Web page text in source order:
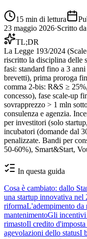
15 min di lettura
23 maggio 2026·Scritto
TL;DR
La Legge 193/2024
riscritto la disciplina delle
fasi: standard fino a 3
brevetti), prima proroga
comma 2-bis: R&S ≥
concesso), fase scale-up
sovrapprezzo > 1 mln
consulenza e agenzia.
per investitori (solo
incubatori (domande dal
penalizzate. Bandi per
50-60%), Smart&Start,
In questa guida
Cosa è cambiato: dallo
una startup innovativa nel
riformaL'adempimento da
mantenimentoGli incentivi
rimastoIl credito
agevolazioni dello statusI